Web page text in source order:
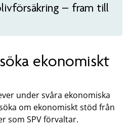
– fram till
ekonomiskt
under svåra ekonomiska
om ekonomiskt stöd från
som SPV förvaltar.